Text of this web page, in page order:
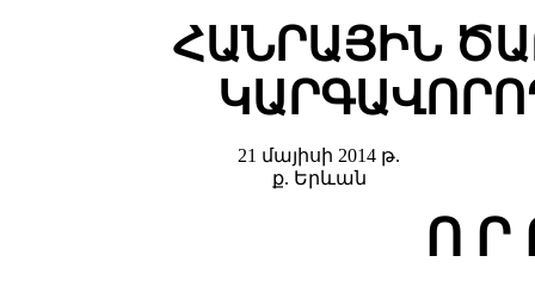
ՀԱՆՐԱՅԻՆ
21 մայիսի 2014 թ.
ք. Երևան
Ո Ր